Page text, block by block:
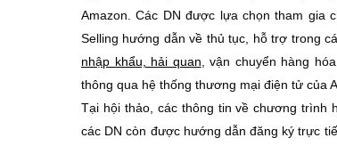
Amazon. Các DN được lựa chọn tham gia
Selling hướng dẫn về thủ tục, hỗ trợ trong
nhập khẩu, hải quan , vận chuyển hàng
thông qua hệ thống thương mại điện tử của
Tại hội thảo, các thông tin về chương trình
các DN còn được hướng dẫn đăng ký trực